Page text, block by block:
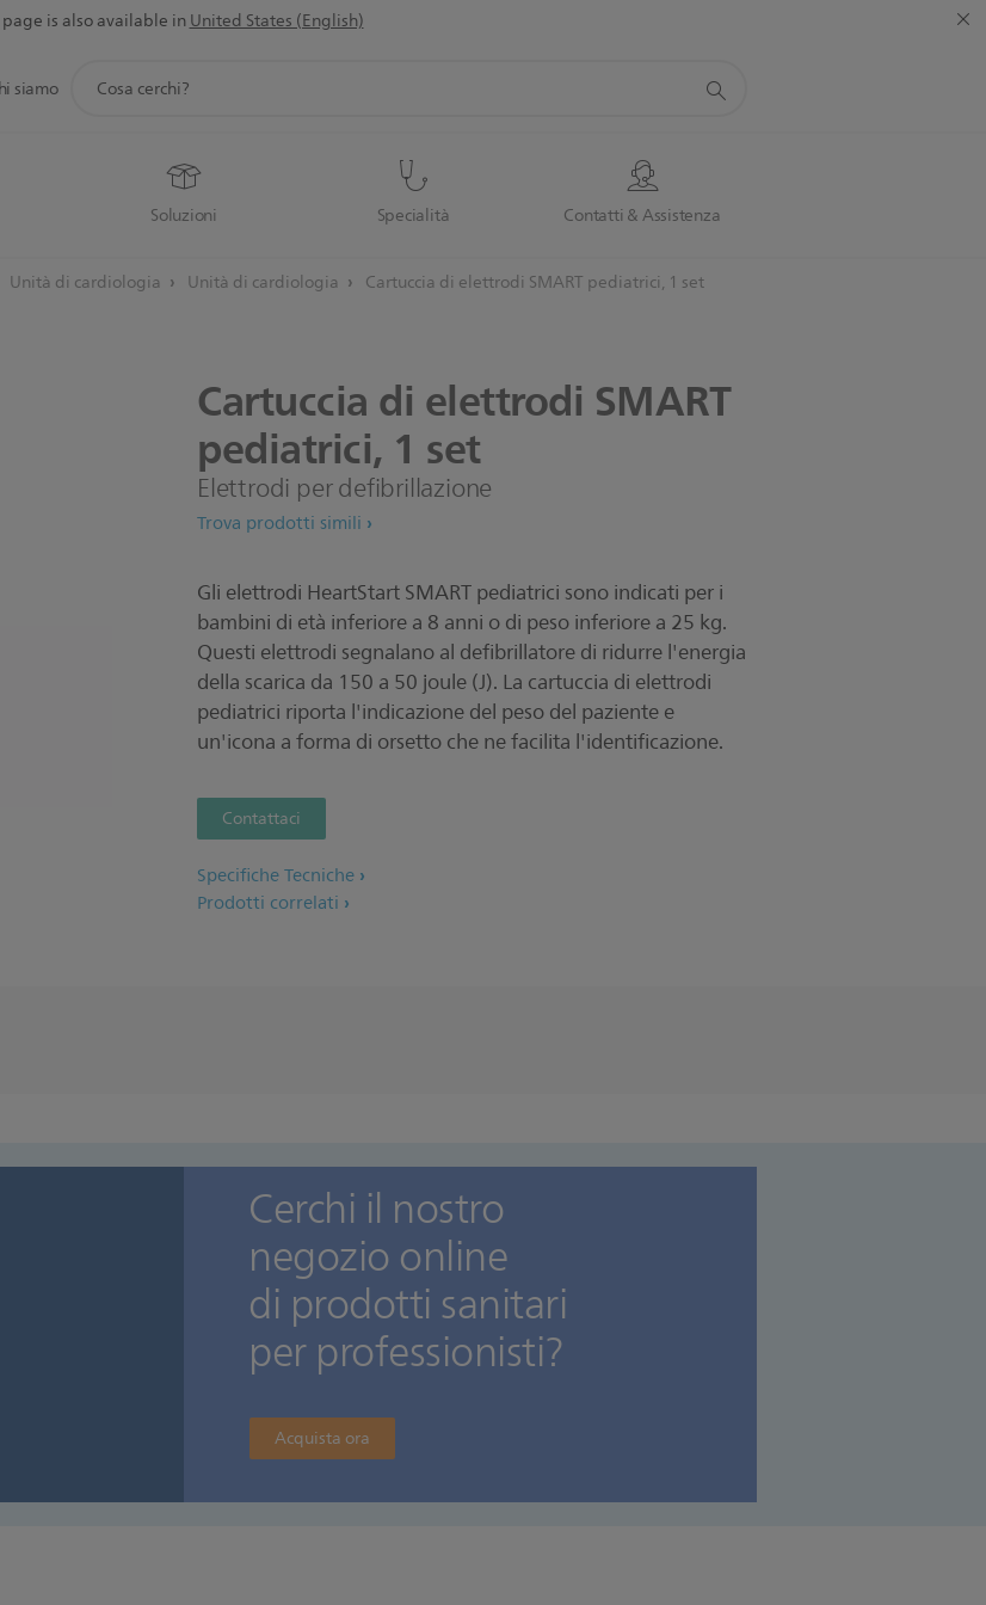
is also available inUnited States (English)
Soluzioni Specialità Contatti & Assistenza
siamo
supporto
Unità di cardiologia Unità di cardiologia Cartuccia di elettrodi SMART pediatrici, 1 set
Cartucciadi elettrodi SMART
pediatrici, 1 set
Elettrodi per defibrillazione
Trova prodotti simili
Gli elettrodi HeartStart SMART pediatrici sono indicati per i
bambini di età inferiore a 8 anni o di peso inferiore a 25 kg.
Questi elettrodi segnalano al defibrillatore di ridurre l'energia
della scarica da 150 a 50 joule (J). La cartuccia di elettrodi
pediatrici riporta l'indicazione del peso del paziente e
un'icona a forma di orsetto che ne facilita l'identificazione.
Contattaci
Specifiche Tecniche
Prodotti correlati
Cerchi il nostro
negozio online
di prodotti sanitari
per professionisti?
Acquista ora